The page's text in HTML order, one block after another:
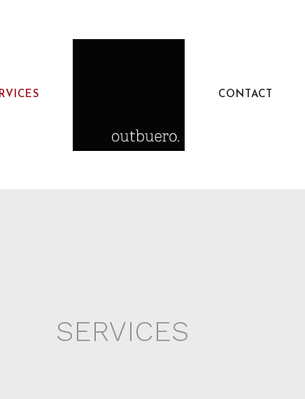
CONTACT
SERVICES